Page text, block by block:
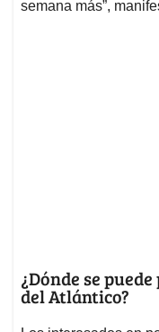
semana más”,
¿Dónde se
del Atlántico?